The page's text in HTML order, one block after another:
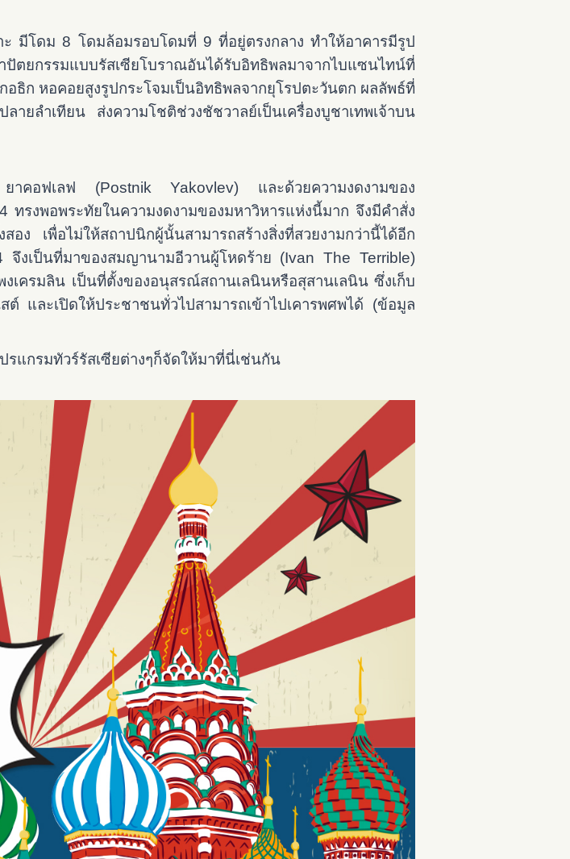
มีโดม 8 โดมล้อมรอบโดมที่ 9 ที่อยู่ตรงกลาง ทำให้อาคารมีรูป
ปัตยกรรมแบบรัสเซียโบราณอันได้รับอิทธิพลมาจากไบแซนไทน์ที่
ธิก หอคอยสูงรูปกระโจมเป็นอิทธิพลจากยุโรปตะวันตก ผลลัพธ์ที่
ายลำเทียน ส่งความโชติช่วงชัชวาลย์เป็นเครื่องบูชาเทพเจ้าบน
ยาคอฟเลฟ (Postnik Yakovlev) และด้วยความงดงามของ
ทรงพอพระทัยในความงดงามของมหาวิหารแห่งนี้มาก จึงมีคำสั่ง
อง เพื่อไม่ให้สถาปนิกผู้นั้นสามารถสร้างสิ่งที่สวยงามกว่านี้ได้อีก
จึงเป็นที่มาของสมญานามอีวานผู้โหดร้าย (Ivan The Terrible)
เครมลิน เป็นที่ตั้งของอนุสรณ์สถานเลนินหรือสุสานเลนิน ซึ่งเก็บ
และเปิดให้ประชาชนทั่วไปสามารถเข้าไปเคารพศพได้ (ข้อมูล
แกรมทัวร์รัสเซียต่างๆก็จัดให้มาที่นี่เช่นกัน